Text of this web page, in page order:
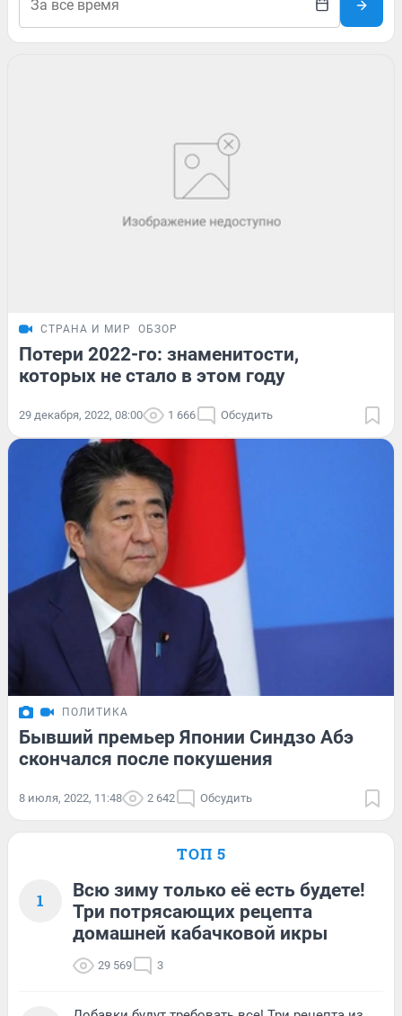
СТРАНА И МИР ОБЗОР
Потери 2022-го: знаменитости,
которых не стало в этом году
29 декабря, 2022, 08:00 1 666 Обсудить
ПОЛИТИКА
Бывший премьер Японии Синдзо Абэ
скончался после покушения
8 июля, 2022, 11:48 2 642 Обсудить
ТОП 5
1
Всю зиму только её есть будете!
Три потрясающих рецепта
домашней кабачковой икры
29 569 3